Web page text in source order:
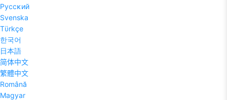
Pyccĸий
Svenska
Tϋrkçe
한국어
日本語
简体中文
繁體中文
Română
Magyar